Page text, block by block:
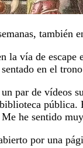
también
la vía de
en el
par de vídeos
pública.
he sentido
por una